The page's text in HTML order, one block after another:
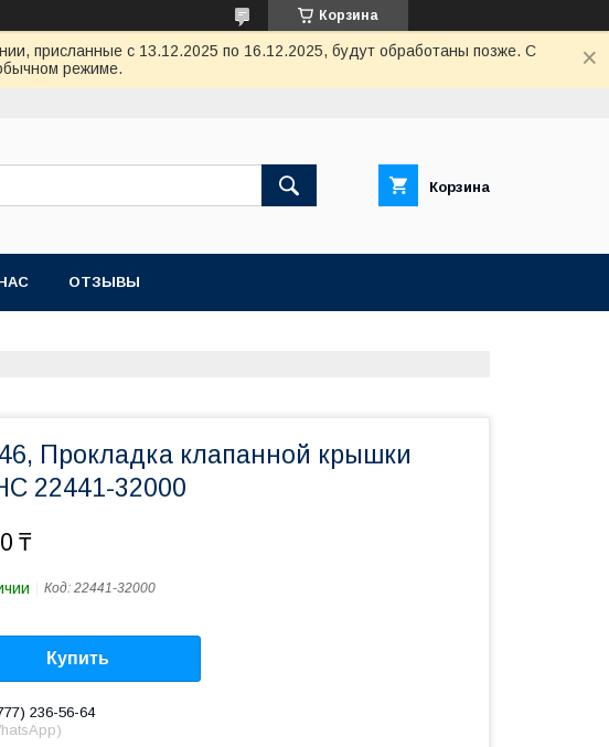
Корзина
присланные с 13.12.2025 по 16.12.2025, будут обработаны позже. С
режиме.
Корзина
ОТЗЫВЫ
Прокладка клапанной крышки
22441-32000
₸
Код: 22441-32000
Купить
236-56-64